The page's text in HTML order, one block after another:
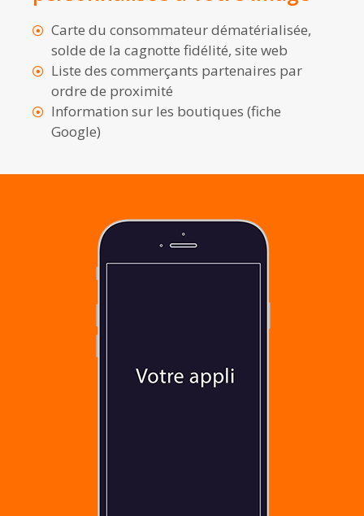
Carte du consommateur dématérialisée,
solde de la cagnotte fidélité, site web
Liste des commerçants partenaires par
ordre de proximité
Information sur les boutiques (fiche
Google)